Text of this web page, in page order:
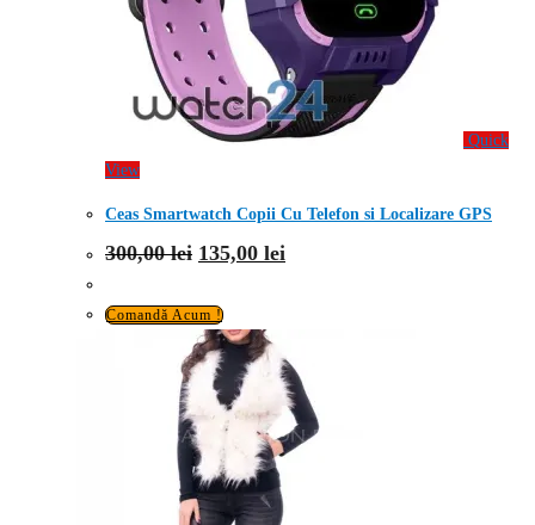
Quick
View
Ceas Smartwatch Copii Cu Telefon si Localizare GPS
300,00lei Prețul
inițial
fost:
300,00 lei.
135,00 lei
Comandă Acum !